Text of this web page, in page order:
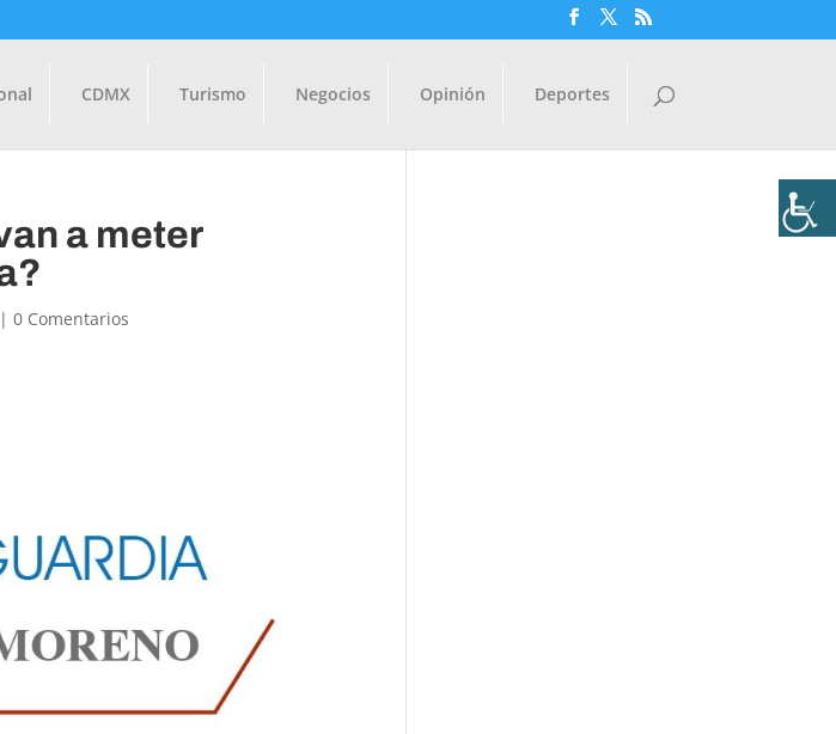
CDMX Turismo Negocios Opinión Deportes
a meter
|0 Comentarios